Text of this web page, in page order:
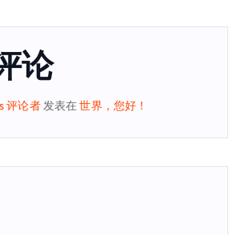
论
评论者发表在世界，您好！